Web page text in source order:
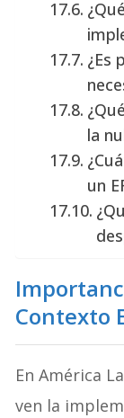
¿Es
la
un
Contexto
En América
ven la